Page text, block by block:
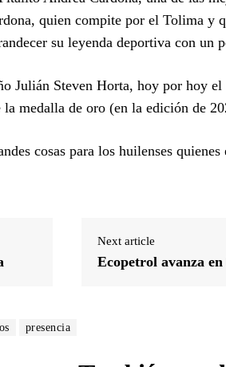
quien compite por el Tolima y
su leyenda deportiva con un
Julián Steven Horta, hoy por hoy
medalla de oro (en la edición de
cosas para los huilenses
Next article
Ecopetrol avanza
presencia